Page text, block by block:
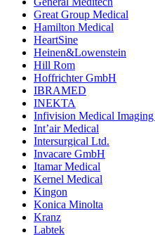
Great Group Medical
Hamilton Medical
HeartSine
Heinen&Lowenstein
Hill Rom
Hoffrichter GmbH
IBRAMED
INEKTA
Infivision Medical
Int’air Medical
Intersurgical Ltd.
Invacare GmbH
Itamar Medical
Kernel Medical
Kingon
Konica Minolta
Kranz
Labtek